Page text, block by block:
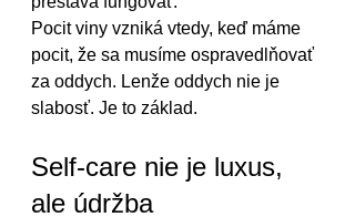
Pocit viny vzniká vtedy, keď máme
pocit, že sa musíme ospravedlňovať
za oddych. Lenže oddych nie je
slabosť. Je to základ.
Self-care nie je luxus,
ale údržba